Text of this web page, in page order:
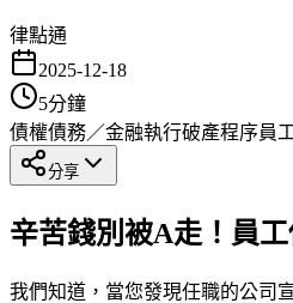
律點通
2025-12-18
5分鐘
債權債務／金融執行破產程序員
分享
辛苦錢別被A走！員
我們知道，當您發現任職的公司